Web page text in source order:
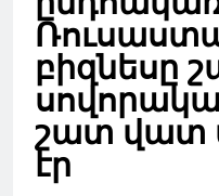
բիզնեսը
շատ վատ
էր